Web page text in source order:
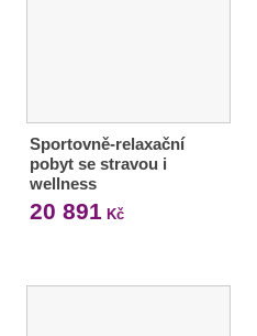
Sportovně-relaxační
pobyt se stravou i
wellness
20 891 Kč